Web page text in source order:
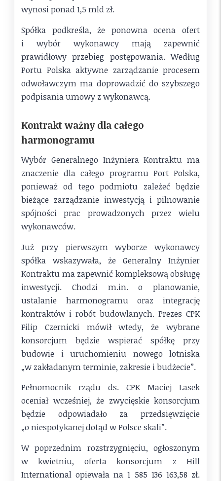
wynosi ponad 1,5 mld zł.
Spółka podkreśla, że ponowna ocena ofert
i wybór wykonawcy mają zapewnić
prawidłowy przebieg postępowania. Według
Portu Polska aktywne zarządzanie procesem
odwoławczym ma doprowadzić do szybszego
podpisania umowy z wykonawcą.
Kontrakt ważny dla całego
harmonogramu
Wybór Generalnego Inżyniera Kontraktu ma
znaczenie dla całego programu Port Polska,
ponieważ od tego podmiotu zależeć będzie
bieżące zarządzanie inwestycją i pilnowanie
spójności prac prowadzonych przez wielu
wykonawców.
Już przy pierwszym wyborze wykonawcy
spółka wskazywała, że Generalny Inżynier
Kontraktu ma zapewnić kompleksową obsługę
inwestycji. Chodzi m.in. o planowanie,
ustalanie harmonogramu oraz integrację
kontraktów i robót budowlanych. Prezes CPK
Filip Czernicki mówił wtedy, że wybrane
konsorcjum będzie wspierać spółkę przy
budowie i uruchomieniu nowego lotniska
„w zakładanym terminie, zakresie i budżecie”.
Pełnomocnik rządu ds. CPK Maciej Lasek
oceniał wcześniej, że zwycięskie konsorcjum
będzie odpowiadało za przedsięwzięcie
„o niespotykanej dotąd w Polsce skali”.
W poprzednim rozstrzygnięciu, ogłoszonym
w kwietniu, oferta konsorcjum z Hill
International opiewała na 1 585 136 163,58 zł.